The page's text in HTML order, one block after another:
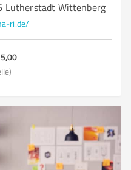
Lutherstadt Wittenberg
ri.de/